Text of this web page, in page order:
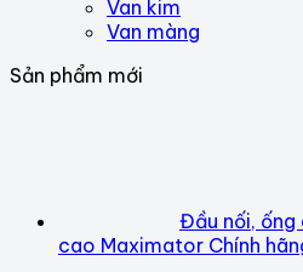
Van kim
Van màng
Sản phẩm mới
Đầu nối, ống
cao Maximator Chính